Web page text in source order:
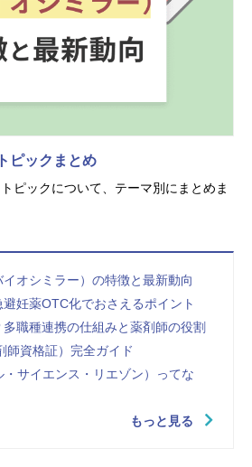
ピックまとめ
ピックについて、テーマ別にまとめま
オシミラー）の特徴と最新動向
避妊薬OTC化でおさえるポイント
職種連携の仕組みと薬剤師の役割
師資格証）完全ガイド
・サイエンス・リエゾン）ってな
もっと見る